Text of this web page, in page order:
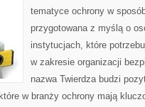
tematyce ochrony w
przygotowana z myślą o
instytucjach, które
w zakresie organizacji
nazwa Twierdza budzi
w branży ochrony mają